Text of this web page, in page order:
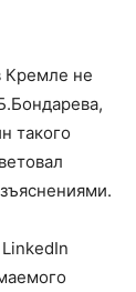
Кремле не
такого